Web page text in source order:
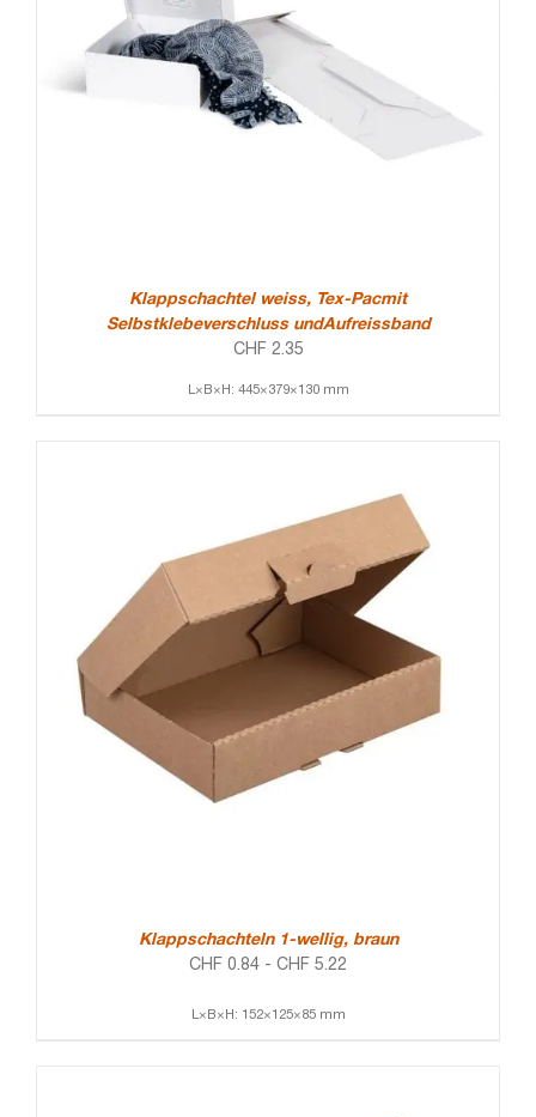
Klappschachtel weiss, Tex-Pacmit
Selbstklebeverschluss undAufreissband
CHF 2.35
L×B×H: 445×379×130 mm
Klappschachteln 1-wellig, braun
CHF 0.84 - CHF 5.22
L×B×H: 152×125×85 mm